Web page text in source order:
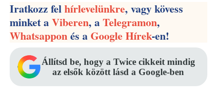
Iratkozz felhírlevelünkre, vagy kövess
minket aViberen, aTelegramon,
Whatsapponés aGoogle Hírek-en!
Állítsd be, hogy a Twice cikkeit mindig
az elsők között lásd a Google-ben